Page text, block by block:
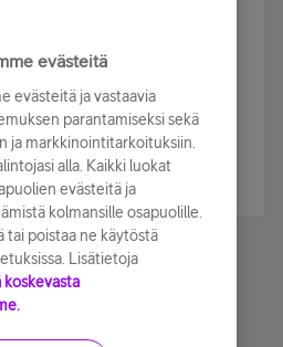
ja voita!
olet mukana arvonnassa.
evästeitä
evästeitä ja vastaavia
parantamiseksi sekä
ja markkinointitarkoituksiin.
alla. Kaikki luokat
evästeitä ja
kolmansille osapuolille.
tai poistaa ne käytöstä
Lisätietoja